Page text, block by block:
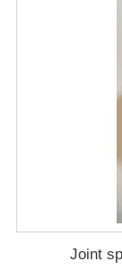
Joint